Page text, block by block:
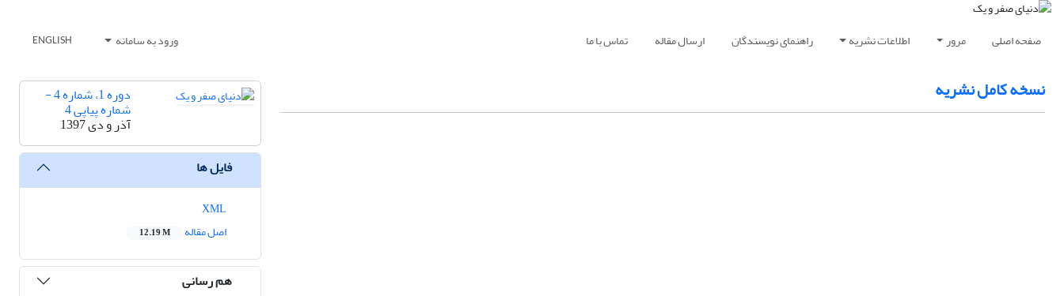
صفحه اصلی مرور اطلاعات نشریه راهنمای نویسندگان ارسال مقاله تماس با ما ورود به سامانه ENGLISH
نسخه کامل نشریه دوره 1، شماره 4 -
شماره پیاپی 4
آذر و دی 1397
فایل ها
اصل مقاله
12.19 M
هم رسانی